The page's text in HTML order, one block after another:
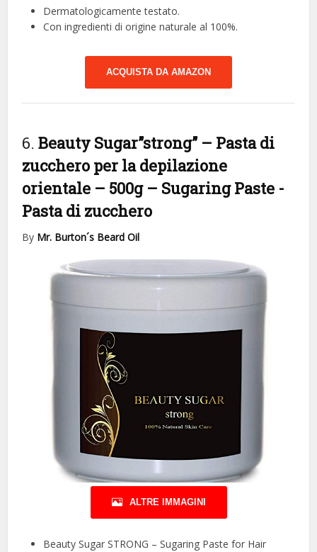
Dermatologicamente testato.
Con ingredienti di origine naturale al 100%.
ACQUISTA DA AMAZON
6.Beauty Sugar”strong” – Pasta di
zucchero per la depilazione
orientale – 500g – Sugaring Paste -
Pasta di zucchero
By Mr. Burton´s Beard Oil
ALTRE IMMAGINI
Beauty Sugar STRONG – Sugaring Paste for Hair